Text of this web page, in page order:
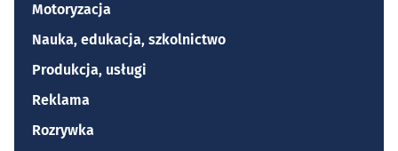
Motoryzacja
Nauka, edukacja, szkolnictwo
Produkcja, usługi
Reklama
Rozrywka